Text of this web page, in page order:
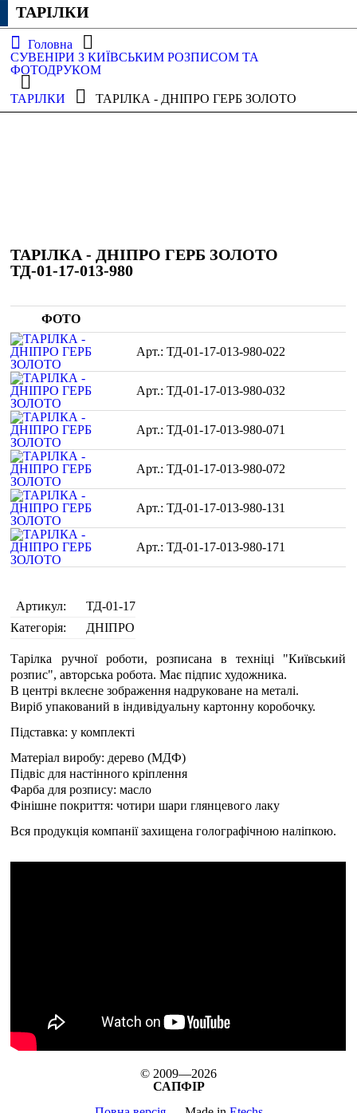
ТАРІЛКИ
Головна
СУВЕНІРИ З КИЇВСЬКИМ РОЗПИСОМ ТА
ФОТОДРУКОМ
ТАРІЛКИ ТАРІЛКА - ДНІПРО ГЕРБ ЗОЛОТО
ТАРІЛКА - ДНІПРО ГЕРБ ЗОЛОТО
ТД-01-17-013-980
ФОТО
ТД-01-17-013-980-022
ТД-01-17-013-980-032
ТД-01-17-013-980-071
ТД-01-17-013-980-072
ТД-01-17-013-980-131
ТД-01-17-013-980-171
Артикул:
ТД-01-17
Категорія:
ДНІПРО
Тарілка ручної роботи, розписана в техніці "Київський
розпис", авторська робота. Має підпис художника.
В центрі вклеєне зображення надруковане на металі.
Виріб упакований в індивідуальну картонну коробочку.
Підставка: у комплекті
Матеріал виробу: дерево (МДФ)
Підвіс для настінного кріплення
Фарба для розпису: масло
Фінішне покриття: чотири шари глянцевого лаку
Вся продукція компанії захищена голографічною наліпкою.
© 2009—2026
САПФІР